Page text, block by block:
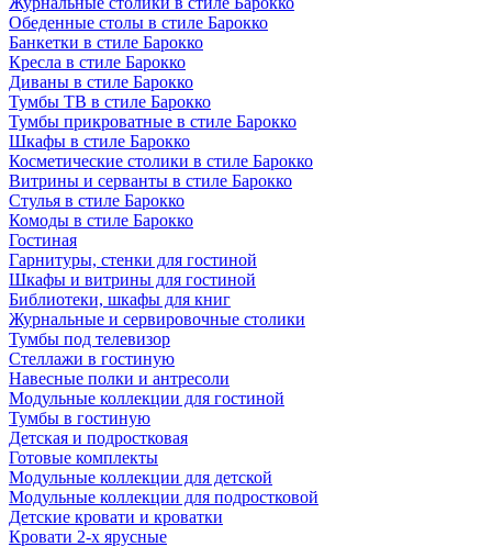
Обеденные столы в стиле Барокко
Банкетки в стиле Барокко
Кресла в стиле Барокко
Диваны в стиле Барокко
Тумбы ТВ в стиле Барокко
Тумбы прикроватные в стиле Барокко
Шкафы в стиле Барокко
Косметические столики в стиле Барокко
Витрины и серванты в стиле Барокко
Стулья в стиле Барокко
Комоды в стиле Барокко
Гостиная
Гарнитуры, стенки для гостиной
Шкафы и витрины для гостиной
Библиотеки, шкафы для книг
Журнальные и сервировочные столики
Тумбы под телевизор
Стеллажи в гостиную
Навесные полки и антресоли
Модульные коллекции для гостиной
Тумбы в гостиную
Детская и подростковая
Готовые комплекты
Модульные коллекции для детской
Модульные коллекции для подростковой
Детские кровати и кроватки
Кровати 2-х ярусные